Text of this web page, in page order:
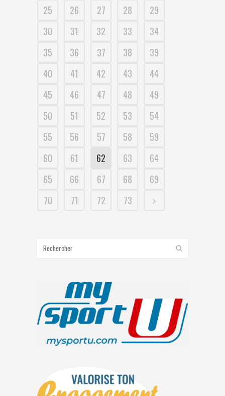
25
26 27 28
29
30
31 32 33
34
35
36 37 38
39
40
41 42 43
44
45
46 47 48
49
50
51 52 53
54
55
56 57 58
59
60
61 62 63
64
65
66 67 68
69
70
71 72 73